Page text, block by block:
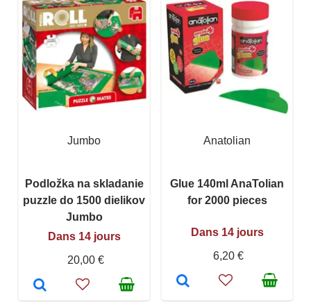
Jumbo
Podložka na skladanie
puzzle do 1500 dielikov
Jumbo
Dans 14 jours
20,00 €
Anatolian
Glue 140ml AnaTolian
for 2000 pieces
Dans 14 jours
6,20 €